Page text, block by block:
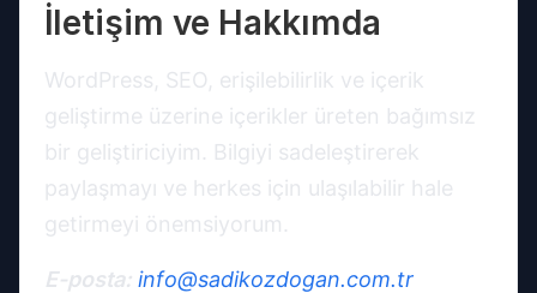
İletişim ve Hakkımda
WordPress, SEO, erişilebilirlik ve içerik
geliştirme üzerine içerikler üreten bağımsız
bir geliştiriciyim. Bilgiyi sadeleştirerek
paylaşmayı ve herkes için ulaşılabilir hale
getirmeyi önemsiyorum.
E-posta: info@sadikozdogan.com.tr